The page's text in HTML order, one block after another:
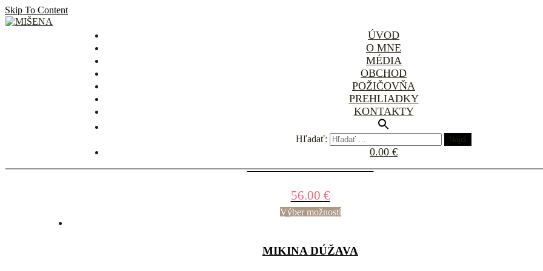
Skip To Content
ÚVOD
O MNE
MÉDIA
OBCHOD
POŽIČOVŇA
PREHLIADKY
KONTAKTY
Hľadať:
0.00 €
MIKINA VTÁČIKY
MIKINA LASTOVIČKY
56.00 €
Výber možností
MIKINA DÚŽAVA